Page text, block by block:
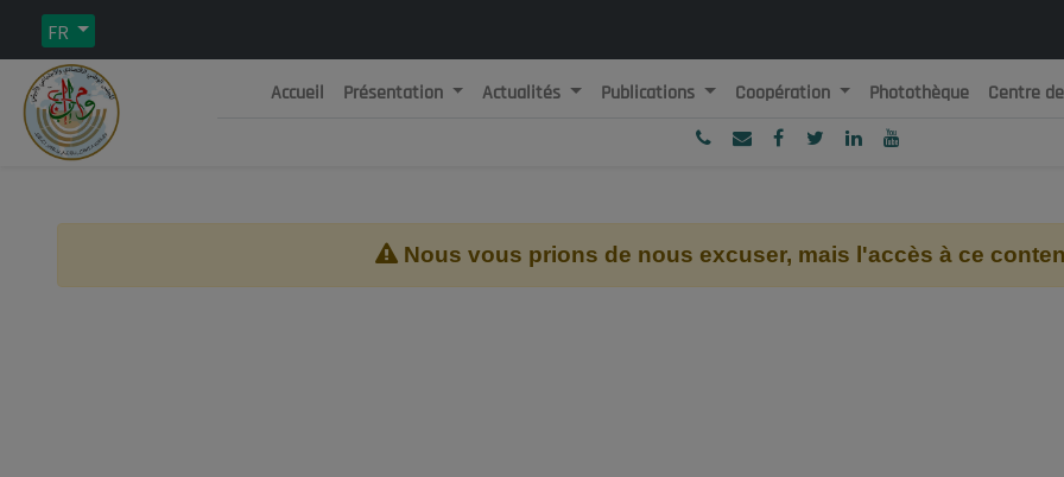
FR
République Algérienne Démocratique et Populaire
Accueil Présentation Actualités Publications Coopération Photothèque Centre
Nous vous prions de nous excuser, mais l'accès à ce